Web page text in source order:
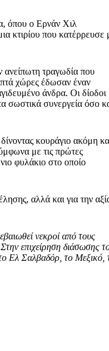
όπου ο Ερνάν Χιλ
κτιρίου που κατέρρευσε
τραγωδία που
χώρες έδωσαν έναν
άνδρα. Οι δίοδοι
σωστικά συνεργεία όσο
κουράγιο ακόμη
με τις πρώτες
φυλάκιο στο οποίο
αλλά και για την
νεκροί από τους
επιχείρηση διάσωσης
Ελ Σαλβαδόρ, το Μεξικό,